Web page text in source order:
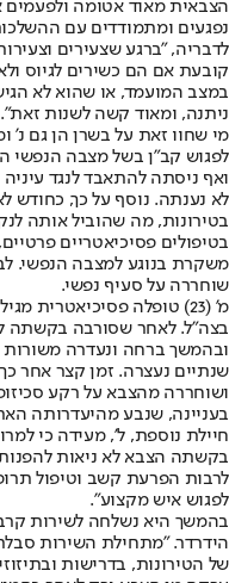
הצבאית מאוד אטומה
נפגעים ומתמודדים עם
קובעת אם הם כשירים לגיוס
במצב המועמד, או שהוא לא
ניתנה, ומאוד קשה לשנות זאת".
לפגוש קב"ן בשל מצבה הנפשי
ואף ניסתה להתאבד לנגד
לא נענתה. נוסף על כך,
בטירונות, מה שהוביל אותה
בטיפולים פסיכיאטריים
משקרת בנוגע למצבה הנפשי.
שוחררה על סעיף נפשי.
מ' (23) טופלה פסיכיאטרית
בצה"ל. לאחר שסורבה בקשתה
ובהמשך ברחה ונעדרה
שנתיים נעצרה. זמן קצר אחר
ושוחררה מהצבא על רקע
בעניינה, שנבע מהיעדרותה
חיילת נוספת, ל', מעידה כי
בקשתה הצבא לא ניאות
לרבות הפרעת קשב וטיפול
לפגוש איש מקצוע".
בהמשך היא נשלחה לשירות
הידרדר. "מתחילת השירות
של הטירונות, בדרישות